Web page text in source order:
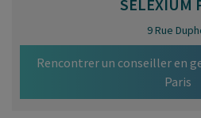
SELEXIUM
9 Rue
Rencontrer un conseiller en
Paris